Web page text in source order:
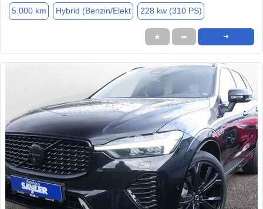
5.000 km Hybrid (Benzin/Elekt 228 kw (310 PS)
★ ➦ ➜